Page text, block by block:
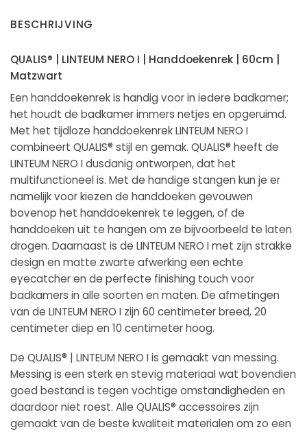
BESCHRIJVING
QUALIS® | LINTEUM NERO I | Handdoekenrek | 60cm |
Matzwart
Een handdoekenrek is handig voor in iedere badkamer;
het houdt de badkamer immers netjes en opgeruimd.
Met het tijdloze handdoekenrek LINTEUM NERO I
combineert QUALIS® stijl en gemak. QUALIS® heeft de
LINTEUM NERO I dusdanig ontworpen, dat het
multifunctioneel is. Met de handige stangen kun je er
namelijk voor kiezen de handdoeken gevouwen
bovenop het handdoekenrek te leggen, of de
handdoeken uit te hangen om ze bijvoorbeeld te laten
drogen. Daarnaast is de LINTEUM NERO I met zijn strakke
design en matte zwarte afwerking een echte
eyecatcher en de perfecte finishing touch voor
badkamers in alle soorten en maten. De afmetingen
van de LINTEUM NERO I zijn 60 centimeter breed, 20
centimeter diep en 10 centimeter hoog.
De QUALIS® | LINTEUM NERO I is gemaakt van messing.
Messing is een sterk en stevig materiaal wat bovendien
goed bestand is tegen vochtige omstandigheden en
daardoor niet roest. Alle QUALIS® accessoires zijn
gemaakt van de beste kwaliteit materialen om zo een